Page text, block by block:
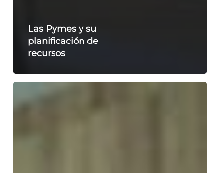
Las Pymes y su
planificación de
recursos